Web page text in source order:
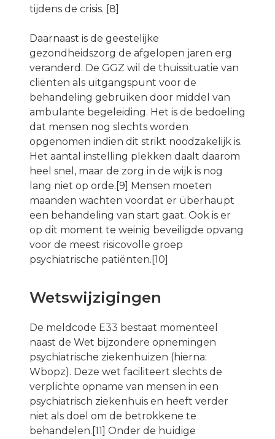
tijdens de crisis. [8]
Daarnaast is de geestelijke
gezondheidszorg de afgelopen jaren erg
veranderd. De GGZ wil de thuissituatie van
cliënten als uitgangspunt voor de
behandeling gebruiken door middel van
ambulante begeleiding. Het is de bedoeling
dat mensen nog slechts worden
opgenomen indien dit strikt noodzakelijk is.
Het aantal instelling plekken daalt daarom
heel snel, maar de zorg in de wijk is nog
lang niet op orde.[9] Mensen moeten
maanden wachten voordat er überhaupt
een behandeling van start gaat. Ook is er
op dit moment te weinig beveiligde opvang
voor de meest risicovolle groep
psychiatrische patiënten.[10]
Wetswijzigingen
De meldcode E33 bestaat momenteel
naast de Wet bijzondere opnemingen
psychiatrische ziekenhuizen (hierna:
Wbopz). Deze wet faciliteert slechts de
verplichte opname van mensen in een
psychiatrisch ziekenhuis en heeft verder
niet als doel om de betrokkene te
behandelen.[11] Onder de huidige